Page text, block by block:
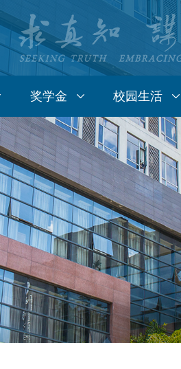
奖学金 校园生活